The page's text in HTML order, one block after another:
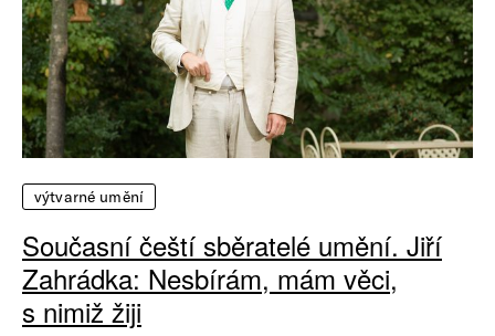
výtvarné umění
Současní čeští sběratelé umění. Jiří
Zahrádka: Nesbírám, mám věci,
s nimiž žiji